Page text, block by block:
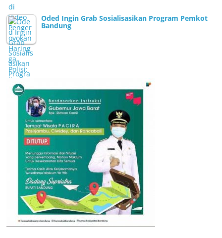
Oded Ingin Grab Sosialisasikan Program Pemkot
Bandung